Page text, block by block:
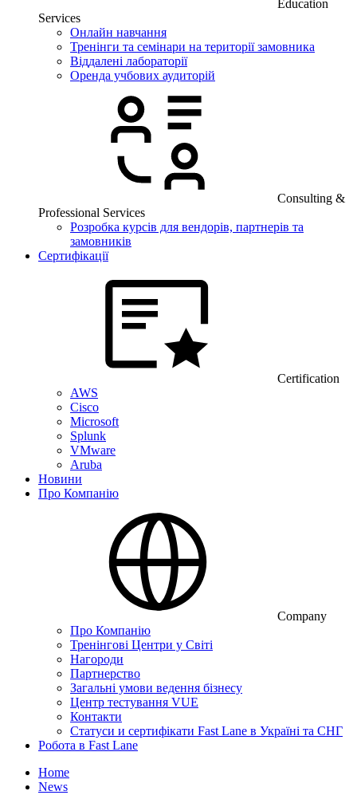
Education
Services
Онлайн навчання
Тренінги та семінари на території замовника
Віддалені лабораторії
Оренда учбових аудиторій
Consulting &
Professional Services
Розробка курсів для вендорів, партнерів та
замовників
Сертифікації
Certification
AWS
Cisco
Microsoft
Splunk
VMware
Aruba
Новини
Про Компанію
Company
Про Компанію
Тренінгові Центри у Світі
Нагороди
Партнерство
Загальні умови ведення бізнесу
Центр тестування VUE
Контакти
Статуси и сертифікати Fast Lane в Україні та СНГ
Робота в Fast Lane
Home
News